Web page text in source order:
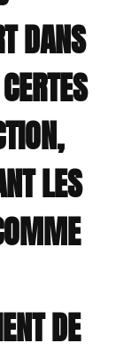
DANS
LES
DE